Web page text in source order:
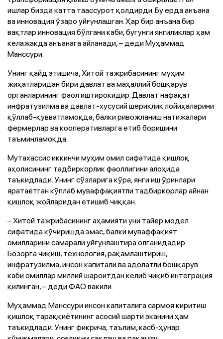
ишлар бизда катта таассурот қолдирди. Бу ерда анъана
ва инновация ўзаро уйғунлашган. Ҳар бир анъана бир
вақтлар инновация бўлгани каби, бугунги янгиликлар ҳам
келажакда анъанага айланади, – деди Муҳаммад
Манссури.
Унинг қайд этишича, Хитой тажрибасининг муҳим
жиҳатларидан бири давлат ва маҳаллий бошқарув
органларининг фаол иштирокидир. Давлат нафақат
инфратузилма ва давлат-хусусий шериклик лойиҳаларини
қўллаб-қувватламоқда, балки ривожланиш натижалари
фермерлар ва кооперативларга етиб боришини
таъминламоқда.
Мутахассис иккинчи муҳим омил сифатида қишлоқ
аҳолисининг тадбиркорлик фаоллигини алоҳида
таъкидлади. Унинг сўзларига кўра, янги иш ўринлари
яратаётган кўплаб муваффақиятли тадбиркорлар айнан
қишлоқ жойларидан етишиб чиққан.
– Хитой тажрибасининг аҳамияти уни тайёр модел
сифатида кўчиришда эмас, балки муваффақият
омилларини самарали уйғунлаштира олганидадир.
Бозорга чиқиш, технология, рақамлаштириш,
инфратузилма, инсон капитали ва адолатли бошқарув
каби омиллар миллий шароитдан келиб чиқиб интеграция
қилинган, – деди ФАО вакили.
Муҳаммад Манссури инсон капиталига сармоя киритиш
қишлоқ тараққиётининг асосий шарти эканини ҳам
таъкидлади. Унинг фикрича, таълим, касб-ҳунар